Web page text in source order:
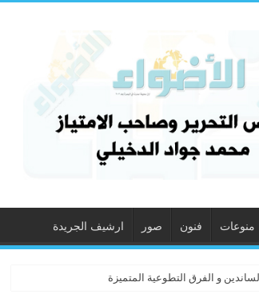
منوعات فنون صور ارشيف الجريدة
و الفرق التطوعية المتميزة